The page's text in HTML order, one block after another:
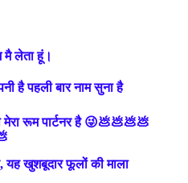
मै लेता हूं।
है पहली बार नाम सुना है
रूम पार्टनर है 😜💩💩💩💩
यह खुशबूदार फूलों की माला